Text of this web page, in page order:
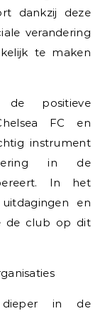
dankzij deze
verandering
te maken
de positieve
FC en
instrument
in de
In het
en
de club op dit
in de